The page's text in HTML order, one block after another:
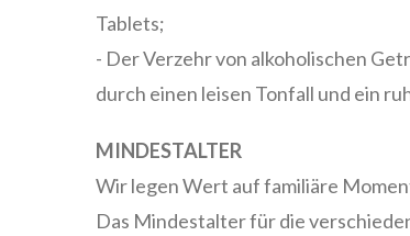
Tablets;
- Der Verzehr von alkoholischen
durch einen leisen Tonfall und ein
MINDESTALTER
Wir legen Wert auf familiäre
Das Mindestalter für die